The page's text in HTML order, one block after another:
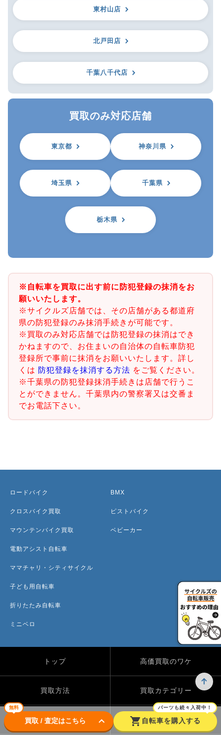
東村山店
北戸田店
千葉八千代店
買取のみ対応店舗
東京都 神奈川県
埼玉県 千葉県
栃木県
※自転車を買取に出す前に防犯登録の抹消をお
願いいたします。
※サイクルズ店舗では、その店舗がある都道府
県の防犯登録のみ抹消手続きが可能です。
※買取のみ対応店舗では防犯登録の抹消はでき
かねますので、お住まいの自治体の自転車防犯
登録所で事前に抹消をお願いいたします。詳し
くは 防犯登録を抹消する方法 をご覧ください。
※千葉県の防犯登録抹消手続きは店舗で行うこ
とができません。千葉県内の警察署又は交番ま
でお電話下さい。
無料
買取 / 査定はこちら keyboard_arrow_down shopping_cart
パーツも続々入荷中！
自転車を購入する
ロードバイク
クロスバイク買取
マウンテンバイク買取
電動アシスト自転車
ママチャリ・シティサイクル
子ども用自転車
折りたたみ自転車
ミニベロ
BMX
ピストバイク
ベビーカー
トップ 高価買取のワケ
買取方法 買取カテゴリー
買取実績 自転車のコラム